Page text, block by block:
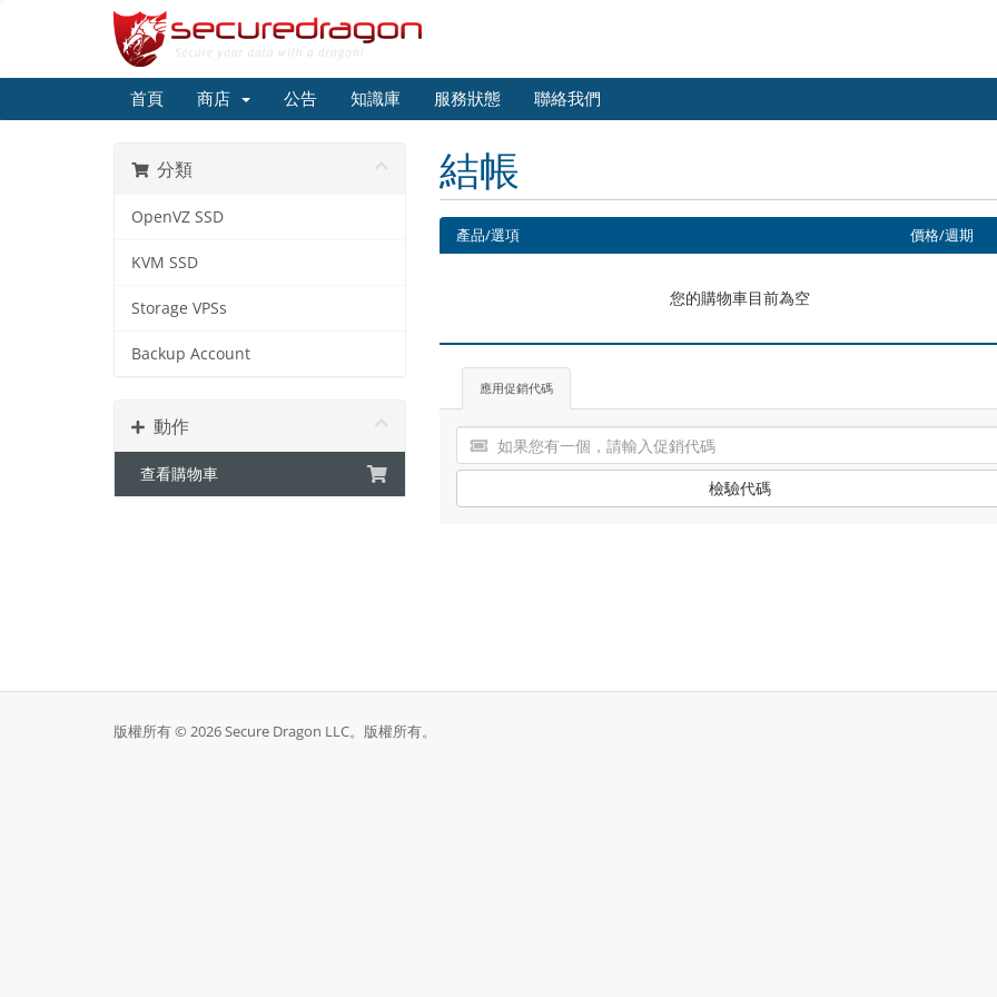
首頁 商店 公告 知識庫 服務狀態 聯絡我們
分類
OpenVZ SSD
KVM SSD
Storage VPSs
Backup Account
動作
查看購物車
結帳
產品/選項 價格/週期
您的購物車目前為空
應用促銷代碼
檢驗代碼
版權所有 © 2026 Secure Dragon LLC。版權所有。